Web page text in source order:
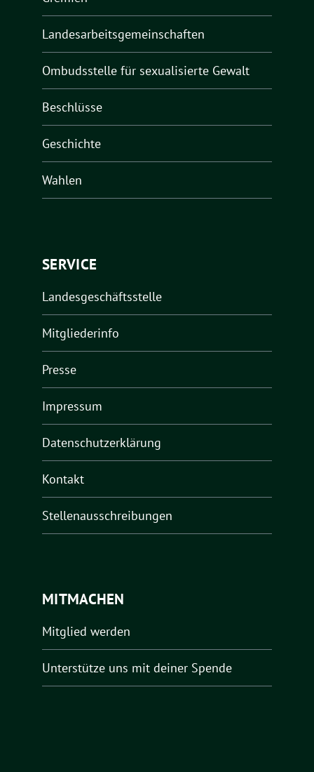
Landesarbeitsgemeinschaften
Ombudsstelle für sexualisierte Gewalt
Beschlüsse
Geschichte
Wahlen
SERVICE
Landesgeschäftsstelle
Mitgliederinfo
Presse
Impressum
Datenschutzerklärung
Kontakt
Stellenausschreibungen
MITMACHEN
Mitglied werden
Unterstütze uns mit deiner Spende